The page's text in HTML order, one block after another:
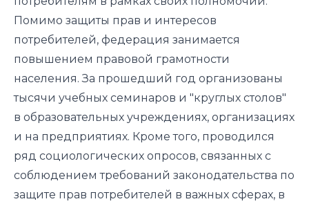
Помимо защиты прав и интересов
потребителей, федерация занимается
повышением правовой грамотности
населения. За прошедший год организованы
тысячи учебных семинаров и "круглых столов"
в образовательных учреждениях, организациях
и на предприятиях. Кроме того, проводился
ряд социологических опросов, связанных с
соблюдением требований законодательства по
защите прав потребителей в важных сферах, в